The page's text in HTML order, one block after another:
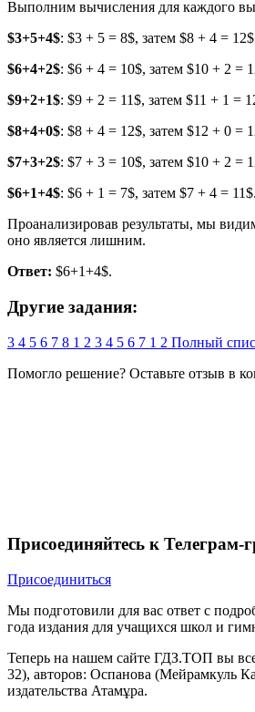
Выполним вычисления для каждого
$3+5+4$: $3 + 5 = 8$, затем $8 + 4 =
$6+4+2$: $6 + 4 = 10$, затем $10 + 2 =
$9+2+1$: $9 + 2 = 11$, затем $11 + 1 =
$8+4+0$: $8 + 4 = 12$, затем $12 + 0 =
$7+3+2$: $7 + 3 = 10$, затем $10 + 2 =
$6+1+4$: $6 + 1 = 7$, затем $7 + 4 = 11$.
Проанализировав результаты, мы
оно является лишним.
Ответ: $6+1+4$.
Другие задания:
3 4 5 6 7 8 1 2 3 4 5 6 7 1 2 Полный
Помогло решение? Оставьте отзыв в
Присоединяйтесь к Телеграм-
Присоединиться
Мы подготовили для вас ответ c
года издания для учащихся школ и
Теперь на нашем сайте ГДЗ.ТОП вы
32), авторов: Оспанова (Мейрамкуль
издательства Атамұра.